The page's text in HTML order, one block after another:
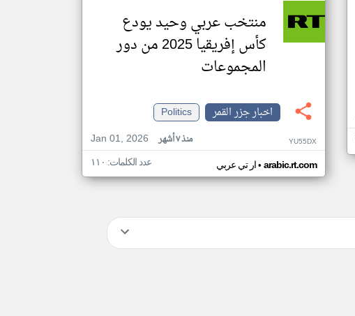
منتخب عربي وحيد يودع
كأس إفريقيا 2025 من دور
المجموعات
اخبار جزر القمر
Politics
Jan 01, 2026
منذ ٧ أشهر YU55DX
ار تي عربي• arabic.rt.com عدد الكلمات: ١١٠